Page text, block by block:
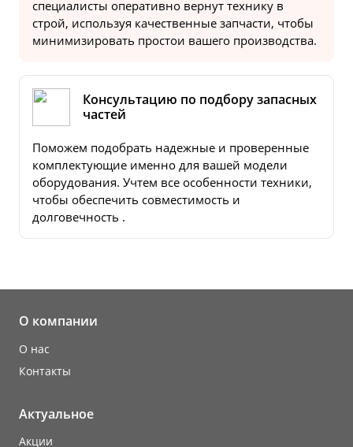
специалисты оперативно вернут технику в
строй, используя качественные запчасти, чтобы
минимизировать простои вашего производства.
Консультацию по подбору запасных
частей
Поможем подобрать надежные и проверенные
комплектующие именно для вашей модели
оборудования. Учтем все особенности техники,
чтобы обеспечить совместимость и
долговечность .
О компании
О нас
Контакты
Актуальное
Акции